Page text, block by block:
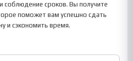
соблюдение сроков. Вы получите
поможет вам успешно сдать
и сэкономить время.